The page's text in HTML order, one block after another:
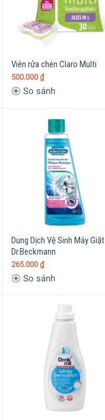
Viên rửa chén Claro Multi
500.000 ₫
So sánh
Dung Dịch Vệ Sinh Máy Giặt
Dr.Beckmann
265.000 ₫
So sánh